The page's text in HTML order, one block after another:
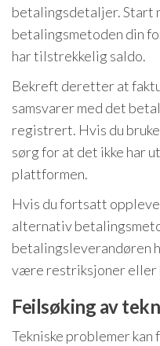
betalingsdetaljer. Start
betalingsmetoden din
har tilstrekkelig saldo.
Bekreft deretter at
samsvarer med det
registrert. Hvis du
sørg for at det ikke har
plattformen.
Hvis du fortsatt
alternativ
betalingsleverandøren
være restriksjoner eller
Feilsøking av
Tekniske problemer